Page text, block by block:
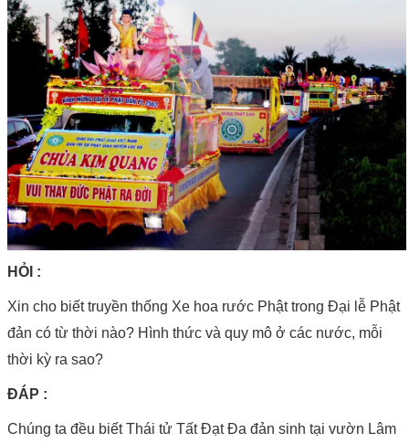
HỎI :
Xin cho biết truyền thống Xe hoa rước Phật trong Đại lễ Phật
đản có từ thời nào? Hình thức và quy mô ở các nước, mỗi
thời kỳ ra sao?
ĐÁP :
Chúng ta đều biết Thái tử Tất Đạt Đa đản sinh tại vườn Lâm